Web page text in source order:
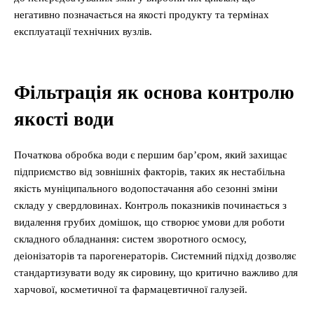
негативно позначається на якості продукту та термінах
експлуатації технічних вузлів.
Фільтрація як основа контролю
якості води
Початкова обробка води є першим бар’єром, який захищає
підприємство від зовнішніх факторів, таких як нестабільна
якість муніципального водопостачання або сезонні зміни
складу у свердловинах. Контроль показників починається з
видалення грубих домішок, що створює умови для роботи
складного обладнання: систем зворотного осмосу,
деіонізаторів та парогенераторів. Системний підхід дозволяє
стандартизувати воду як сировину, що критично важливо для
харчової, косметичної та фармацевтичної галузей.